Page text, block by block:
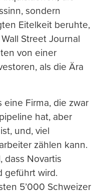
sondern
Eitelkeit beruhte,
Street Journal
von einer
als die Ära
Firma, die zwar
hat, aber
und, viel
zählen kann.
dass Novartis
geführt wird.
5’000 Schweizer